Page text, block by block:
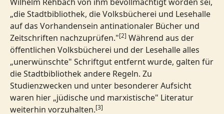
„die Stadtbibliothek, die Volksbücherei und Lesehalle
auf das Vorhandensein antinationaler Bücher und
Zeitschriften nachzuprüfen."[2] Während aus der
öffentlichen Volksbücherei und der Lesehalle alles
„unerwünschte" Schriftgut entfernt wurde, galten für
die Stadtbibliothek andere Regeln. Zu
Studienzwecken und unter besonderer Aufsicht
waren hier „jüdische und marxistische" Literatur
weiterhin vorzuhalten.[3]